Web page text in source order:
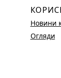
Новини
Огляди